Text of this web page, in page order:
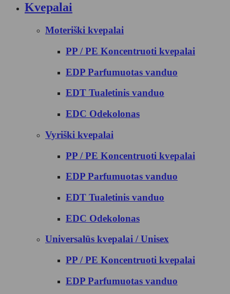
Kvepalai
Moteriški kvepalai
PP / PE Koncentruoti kvepalai
EDP Parfumuotas vanduo
EDT Tualetinis vanduo
EDC Odekolonas
Vyriški kvepalai
PP / PE Koncentruoti kvepalai
EDP Parfumuotas vanduo
EDT Tualetinis vanduo
EDC Odekolonas
Universalūs kvepalai / Unisex
PP / PE Koncentruoti kvepalai
EDP Parfumuotas vanduo